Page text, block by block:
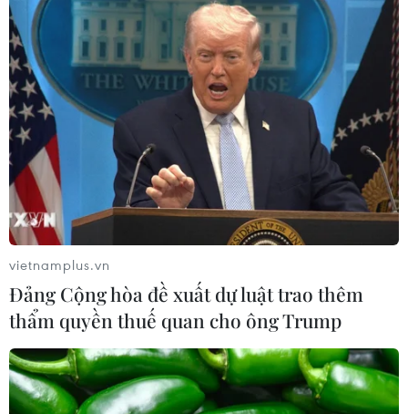
TIN CÙNG CHUYÊN MỤC
Khởi tố đối tượng giả danh Công an,
vietnamplus.vn
Đảng Cộng hòa đề xuất dự luật trao thêm
thẩm quyền thuế quan cho ông Trump